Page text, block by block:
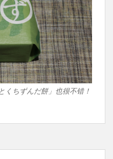
くちずんだ餅」也很不错！